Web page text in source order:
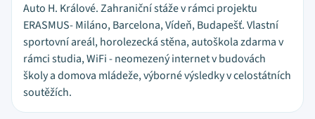
Auto H. Králové. Zahraniční stáže v rámci projektu
ERASMUS- Miláno, Barcelona, Vídeň, Budapešť. Vlastní
sportovní areál, horolezecká stěna, autoškola zdarma v
rámci studia, WiFi - neomezený internet v budovách
školy a domova mládeže, výborné výsledky v celostátních
soutěžích.